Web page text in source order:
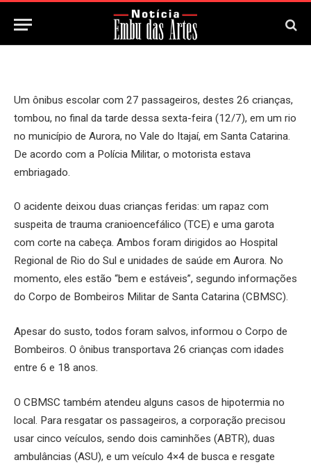
14 de Julho, 2024 Updated: 14 de Julho, 2024
Um ônibus escolar com 27 passageiros, destes 26 crianças,
tombou, no final da tarde dessa sexta-feira (12/7), em um rio
no município de Aurora, no Vale do Itajaí, em Santa Catarina.
De acordo com a Polícia Militar, o motorista estava
embriagado.
O acidente deixou duas crianças feridas: um rapaz com
suspeita de trauma cranioencefálico (TCE) e uma garota
com corte na cabeça. Ambos foram dirigidos ao Hospital
Regional de Rio do Sul e unidades de saúde em Aurora. No
momento, eles estão “bem e estáveis”, segundo informações
do Corpo de Bombeiros Militar de Santa Catarina (CBMSC).
Apesar do susto, todos foram salvos, informou o Corpo de
Bombeiros. O ônibus transportava 26 crianças com idades
entre 6 e 18 anos.
O CBMSC também atendeu alguns casos de hipotermia no
local. Para resgatar os passageiros, a corporação precisou
usar cinco veículos, sendo dois caminhões (ABTR), duas
ambulâncias (ASU), e um veículo 4×4 de busca e resgate